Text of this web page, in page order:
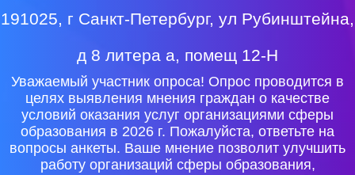
191025, г Санкт-Петербург, ул Рубинштейна,
д 8 литера а, помещ 12-Н
Уважаемый участник опроса! Опрос проводится в
целях выявления мнения граждан о качестве
условий оказания услуг организациями сферы
образования в 2026 г. Пожалуйста, ответьте на
вопросы анкеты. Ваше мнение позволит улучшить
работу организаций сферы образования,